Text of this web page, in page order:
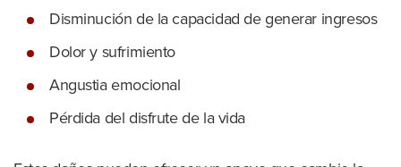
Disminución de la capacidad de generar ingresos
Dolor y sufrimiento
Angustia emocional
Pérdida del disfrute de la vida